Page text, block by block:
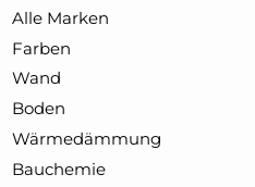
Alle Marken
Farben
Wand
Boden
Wärmedämmung
Bauchemie